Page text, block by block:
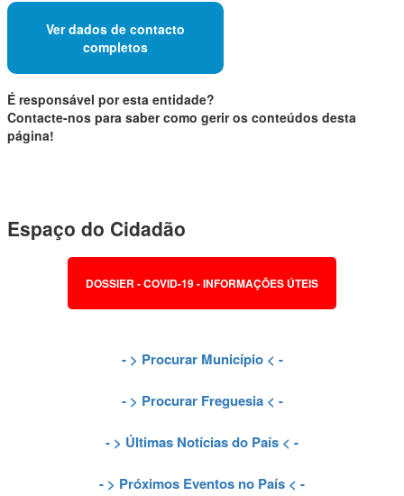
Ver dados de contacto
completos
É responsável por esta entidade?
Contacte-nos para saber como gerir os conteúdos desta
página!
Espaço do Cidadão
DOSSIER - COVID-19 - INFORMAÇÕES ÚTEIS
- > Procurar Município< -
- > Procurar Freguesia< -
- > Últimas Notícias do País < -
- > Próximos Eventos no País < -